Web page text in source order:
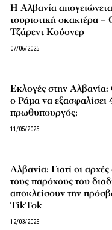
H Αλβανία
τουριστική σκακιέρα
Τζάρεντ Κούσνερ
07/06/2025
Εκλογές στην
ο Ράμα να εξασφαλίσει
πρωθυπουργός;
11/05/2025
Αλβανία: Γιατί οι
τους παρόχους του
αποκλείσουν την
TikTok
12/03/2025